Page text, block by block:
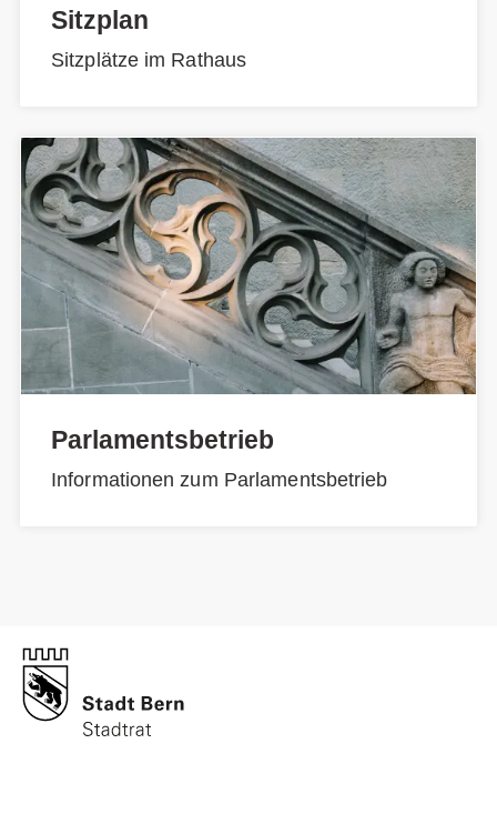
Sitzplan
Sitzplätze im Rathaus
Parlamentsbetrieb
Informationen zum Parlamentsbetrieb